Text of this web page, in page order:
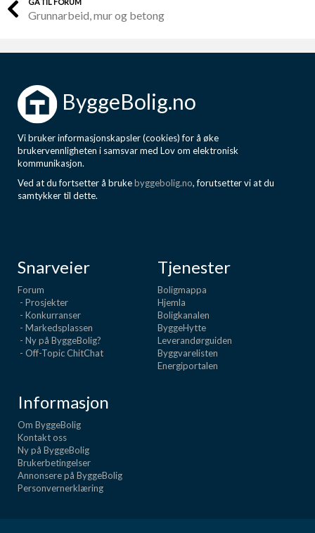
Grunnarbeid, mur og betong
ByggeBolig.no
Vi bruker informasjonskapsler (cookies) for å øke
brukervennligheten i samsvar med Lov om elektronisk
kommunikasjon.
Ved at du fortsetter å brukebyggebolig.no, forutsetter vi at du
samtykker til dette.
Snarveier
Forum
- Prosjekter
- Konkurranser
- Markedsplassen
- Ny på ByggeBolig?
- Off-Topic ChitChat
Tjenester
Boligmappa
Hjemla
Boligkanalen
ByggeHytte
Leverandørguiden
Byggvarelisten
Energiportalen
Informasjon
Om ByggeBolig
Kontakt oss
Ny på ByggeBolig
Brukerbetingelser
Annonsere på ByggeBolig
Personvernerklæring